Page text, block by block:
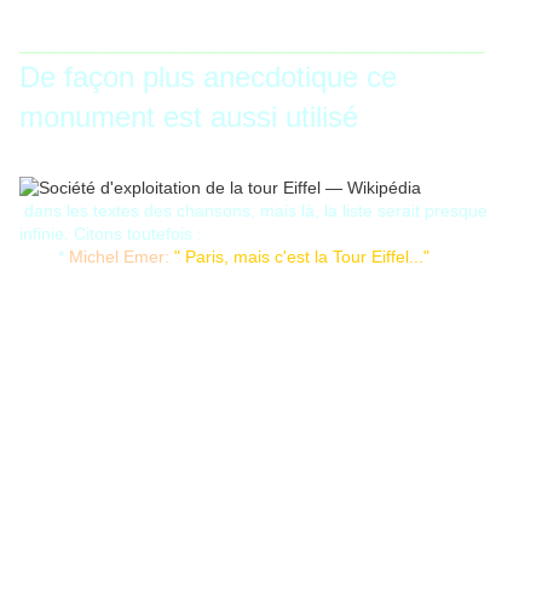
De façon plus anecdotique ce
monument est aussi utilisé
dans les textes des chansons, mais là, la liste serait presque
infinie. Citons toutefois :
* Michel Emer: " Paris, mais c'est la Tour Eiffel..."